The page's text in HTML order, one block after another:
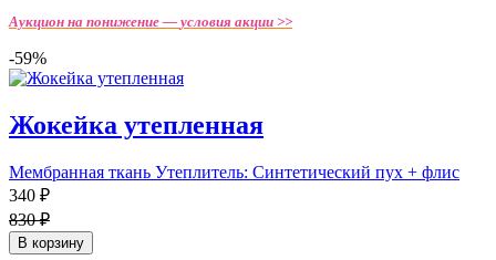
Аукцион на понижение — условия акции >>
-59%
Жокейка утепленная
Мембранная ткань Утеплитель: Синтетический пух + флис
340 ₽
830 ₽
В корзину